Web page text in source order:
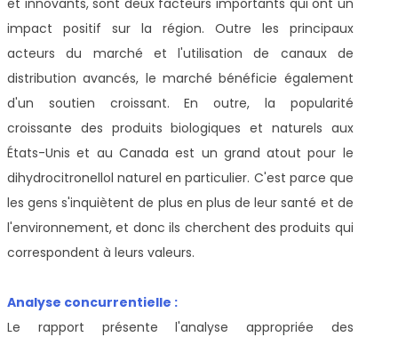
impact positif sur la région. Outre les principaux
acteurs du marché et l'utilisation de canaux de
distribution avancés, le marché bénéficie également
d'un soutien croissant. En outre, la popularité
croissante des produits biologiques et naturels aux
États-Unis et au Canada est un grand atout pour le
dihydrocitronellol naturel en particulier. C'est parce que
les gens s'inquiètent de plus en plus de leur santé et de
l'environnement, et donc ils cherchent des produits qui
correspondent à leurs valeurs.
Analyse concurrentielle :
Le rapport présente l'analyse appropriée des